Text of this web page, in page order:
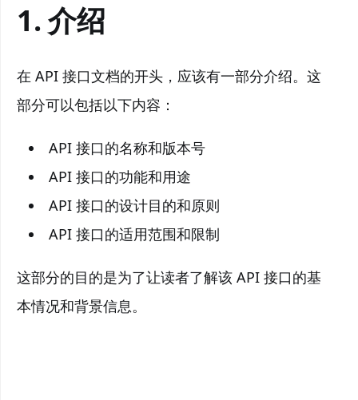
1. 介绍
在 API 接口文档的开头，应该有一部分介绍。这
部分可以包括以下内容：
API 接口的名称和版本号
API 接口的功能和用途
API 接口的设计目的和原则
API 接口的适用范围和限制
这部分的目的是为了让读者了解该 API 接口的基
本情况和背景信息。